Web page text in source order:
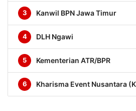
3 Kanwil BPN Jawa Timur
4 DLH Ngawi
5 Kementerian ATR/BPR
6 Kharisma Event Nusantara